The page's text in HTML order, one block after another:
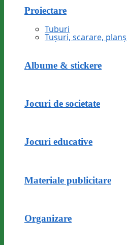
Proiectare
Tuburi
Tușuri, scarare,
Albume & stickere
Jocuri de societate
Jocuri educative
Materiale publicitare
Organizare